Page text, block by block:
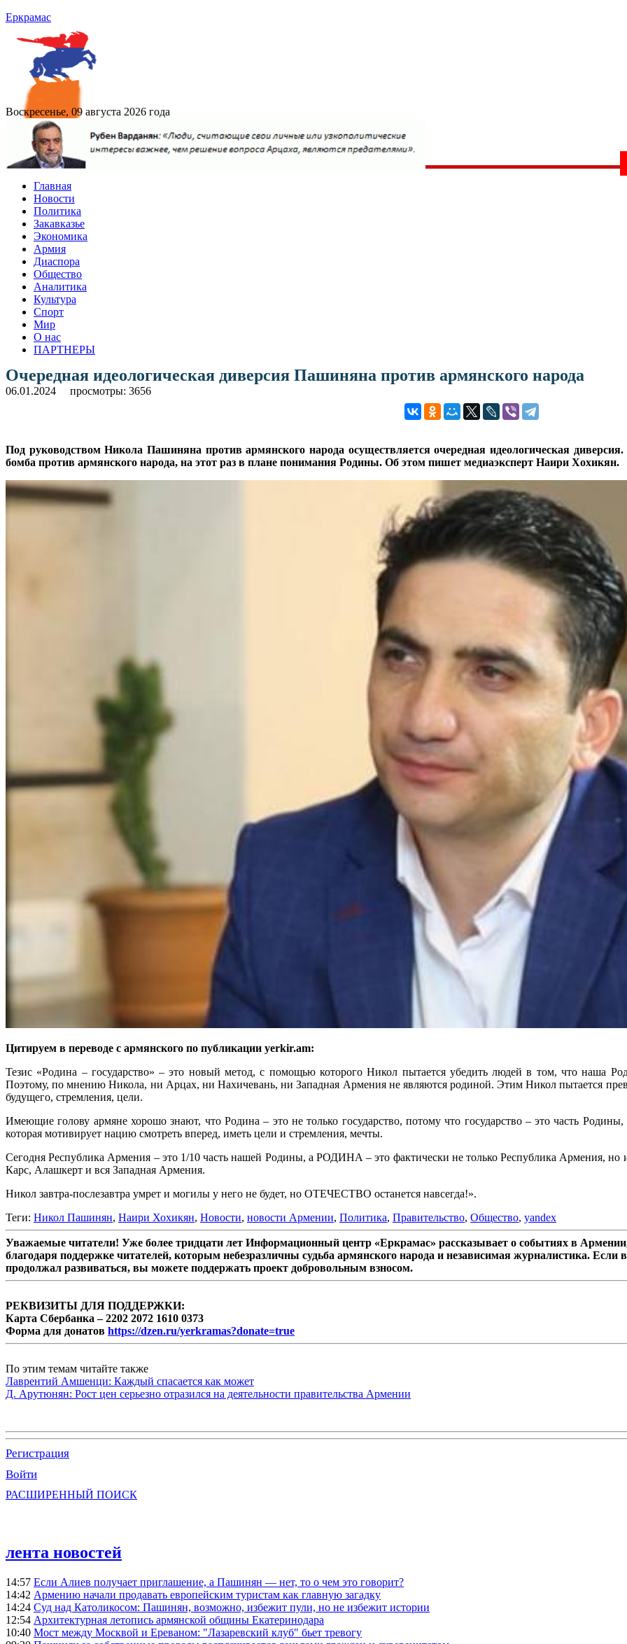
Еркрамас
Воскресенье, 09 августа 2026 года
Главная
Новости
Политика
Закавказье
Экономика
Армия
Диаспора
Общество
Аналитика
Культура
Спорт
Мир
О нас
ПАРТНЕРЫ
Очередная идеологическая диверсия Пашиняна против армянского народа
06.01.2024 просмотры: 3656
Под руководством Никола Пашиняна против армянского народа осуществляется очередная идеологическая
бомба против армянского народа, на этот раз в плане понимания Родины. Об этом пишет медиаэксперт Наири Хохикян.
Цитируем в переводе с армянского по публикации yerkir.am:
Тезис «Родина – государство» – это новый метод, с помощью которого Никол пытается убедить людей в том, что наша
Поэтому, по мнению Никола, ни Арцах, ни Нахичевань, ни Западная Армения не являются родиной. Этим Никол пытается
будущего, стремления, цели.
Имеющие голову армяне хорошо знают, что Родина – это не только государство, потому что государство – это часть
которая мотивирует нацию смотреть вперед, иметь цели и стремления, мечты.
Сегодня Республика Армения – это 1/10 часть нашей Родины, а РОДИНА – это фактически не только Республика Армения,
Карс, Алашкерт и вся Западная Армения.
Никол завтра-послезавтра умрет и могилы у него не будет, но ОТЕЧЕСТВО останется навсегда!».
Теги: Никол Пашинян, Наири Хохикян, Новости, новости Армении, Политика, Правительство, Общество, yandex
Уважаемые читатели! Уже более тридцати лет Информационный центр «Еркрамас» рассказывает о событиях в
благодаря поддержке читателей, которым небезразличны судьба армянского народа и независимая журналистика.
продолжал развиваться, вы можете поддержать проект добровольным взносом.
РЕКВИЗИТЫ ДЛЯ ПОДДЕРЖКИ:
Карта Сбербанка – 2202 2072 1610 0373
Форма для донатов https://dzen.ru/yerkramas?donate=true
По этим темам читайте также
Лаврентий Амшенци: Каждый спасается как может
Д. Арутюнян: Рост цен серьезно отразился на деятельности правительства Армении
Регистрация
Войти
РАСШИРЕННЫЙ ПОИСК
лента новостей
14:57 Если Алиев получает приглашение, а Пашинян — нет, то о чем это говорит?
14:42 Армению начали продавать европейским туристам как главную загадку
14:24 Суд над Католикосом: Пашинян, возможно, избежит пули, но не избежит истории
12:54 Архитектурная летопись армянской общины Екатеринодара
10:40 Мост между Москвой и Ереваном: "Лазаревский клуб" бьет тревогу